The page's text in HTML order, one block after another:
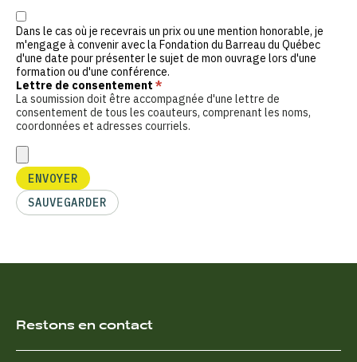
Dans le cas où je recevrais un prix ou une mention honorable, je
m'engage à convenir avec la Fondation du Barreau du Québec
d'une date pour présenter le sujet de mon ouvrage lors d'une
formation ou d'une conférence.
Lettre de consentement *
La soumission doit être accompagnée d'une lettre de
consentement de tous les coauteurs, comprenant les noms,
coordonnées et adresses courriels.
ENVOYER
SAUVEGARDER
Restons en contact